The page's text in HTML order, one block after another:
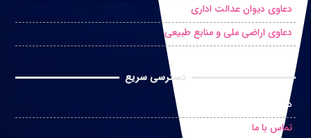
دعاوی دیوان عدالت اداری
دعاوی اراضی ملی و منابع طبیعی
دسترسی سریع
درخواست مشاوره حضوری
تماس با ما